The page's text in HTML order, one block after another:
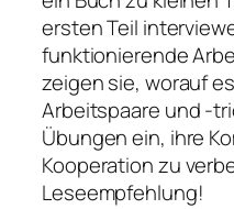
ersten Teil
funktionierende
zeigen sie, worauf
Arbeitspaare und -
Übungen ein, ihre
Kooperation zu
Leseempfehlung!